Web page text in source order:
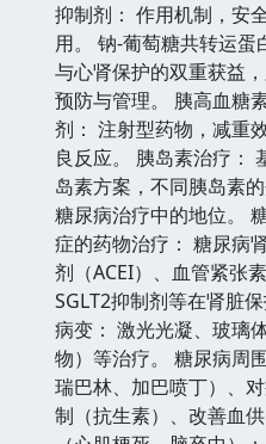
抑制剂： 作用机制，安
用。 钠-葡萄糖共转运蛋
与心肾保护的双重获益
预防与管理。 胰高血糖
剂： 注射型药物，减重
良反应。 胰岛素治疗：
岛素方案，不同胰岛素
糖尿病治疗中的地位。
症的药物治疗： 糖尿病
剂（ACEI）、血管紧张
SGLT2抑制剂等在肾脏
病变： 激光光凝、玻璃
物）等治疗。 糖尿病周
瑞巴林、加巴喷丁）、
制（抗生素）、改善血